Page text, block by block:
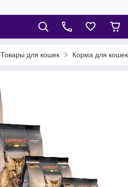
Товары для кошек Корма для кошек